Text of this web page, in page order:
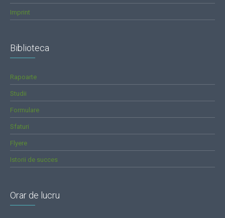
Imprint
Biblioteca
Rapoarte
Studii
Formulare
Sfaturi
Flyere
Istorii de succes
Orar de lucru